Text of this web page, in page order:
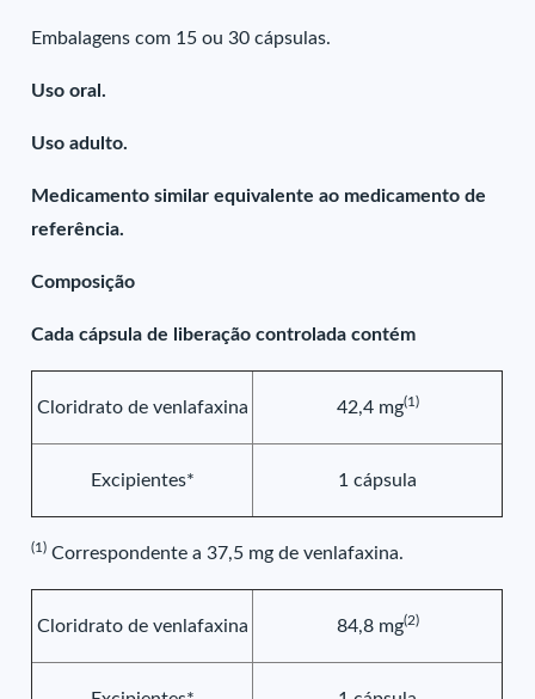
Embalagens com 15 ou 30 cápsulas.
Uso oral.
Uso adulto.
Medicamento similar equivalente ao medicamento de
referência.
Composição
Cada cápsula de liberação controlada contém
Cloridrato de venlafaxina 42,4 mg(1)
Excipientes* 1 cápsula
(1) Correspondente a 37,5 mg de venlafaxina.
Cloridrato de venlafaxina 84,8 mg(2)